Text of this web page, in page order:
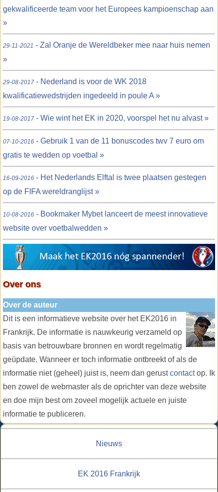
gekwalificeerde team voor het Europees kampioenschap aan
»
29-11-2021 - Zal Oranje de Wereldbeker mee naar huis nemen
»
29-08-2017 - Nederland is voor de WK 2018
kwalificatiewedstrijden ingedeeld in poule A »
19-08-2017 - Wie wint het EK in 2020, voorspel het nu alvast »
07-10-2016 - Gebruik 1 van de 11 bonuscodes twv 7 euro om
gratis te wedden op voetbal »
16-09-2016 - Het Nederlands Elftal is twee plaatsen gestegen
op de FIFA wereldranglijst »
10-08-2016 - Bookmaker Mybet lanceert de meest innovatieve
website over voetbalwedden »
Over ons
Over de auteur
Dit is een informatieve website over het EK2016 in
Frankrijk. De informatie is nauwkeurig verzameld op
basis van betrouwbare bronnen en wordt regelmatig
geüpdate. Wanneer er toch informatie ontbreekt of als de
informatie niet (geheel) juist is, neem dan gerustcontactop. Ik
ben zowel de webmaster als de oprichter van deze website
en doe mijn best om zoveel mogelijk actuele en juiste
informatie te publiceren.
Nieuws
EK 2016 Frankrijk